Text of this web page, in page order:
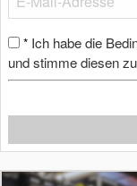
* Ich habe die
und stimme diesen